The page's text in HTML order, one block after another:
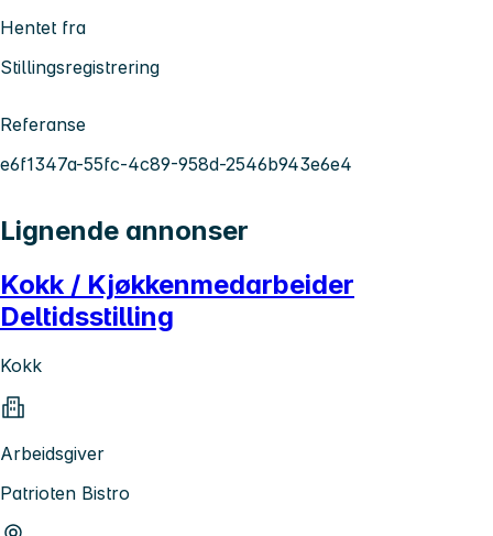
Hentet fra
Stillingsregistrering
Referanse
e6f1347a-55fc-4c89-958d-2546b943e6e4
Lignende annonser
Kokk / Kjøkkenmedarbeider
Deltidsstilling
Kokk
Arbeidsgiver
Patrioten Bistro